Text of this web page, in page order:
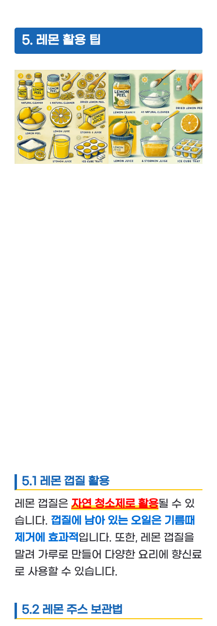
5. 레몬 활용 팁
5.1 레몬 껍질 활용
레몬 껍질은 자연 청소제로 활용될 수 있
습니다. 껍질에 남아 있는 오일은 기름때
제거에 효과적입니다. 또한, 레몬 껍질을
말려 가루로 만들어 다양한 요리에 향신료
로 사용할 수 있습니다.
5.2 레몬 주스 보관법